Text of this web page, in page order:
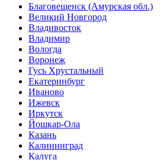
Благовещенск (Амурская обл.)
Великий Новгород
Владивосток
Владимир
Вологда
Воронеж
Гусь Хрустальный
Екатеринбург
Иваново
Ижевск
Иркутск
Йошкар-Ола
Казань
Калининград
Калуга